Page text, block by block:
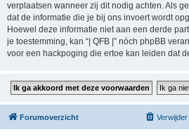
verplaatsen wanneer zij dit nodig achten. Als
dat de informatie die je bij ons invoert wordt
Hoewel deze informatie niet aan een derde
je toestemming, kan “| QFB |” nóch phpBB
voor een hackpoging die ertoe kan leiden dat
Forumoverzicht